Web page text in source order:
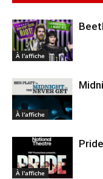
À l'affiche
À l'affiche
À l'affiche
Pride